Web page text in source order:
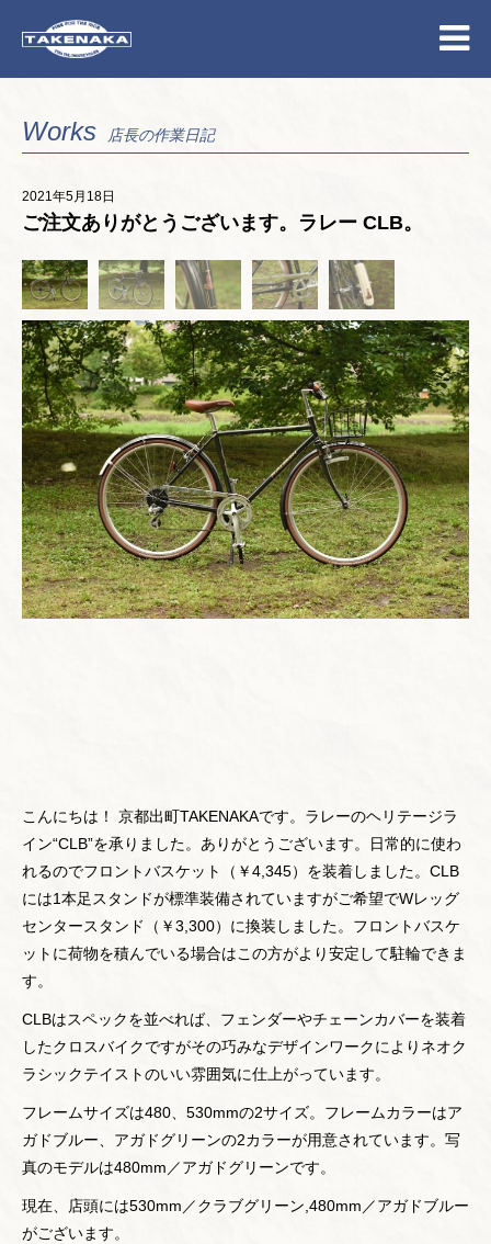
Works 店長の作業日記
2021年5月18日
ご注文ありがとうございます。ラレー CLB。
こんにちは！ 京都出町TAKENAKAです。ラレーのヘリテージラ
イン“CLB”を承りました。ありがとうございます。日常的に使わ
れるのでフロントバスケット（￥4,345）を装着しました。CLB
には1本足スタンドが標準装備されていますがご希望でWレッグ
センタースタンド（￥3,300）に換装しました。フロントバスケ
ットに荷物を積んでいる場合はこの方がより安定して駐輪できま
す。
CLBはスペックを並べれば、フェンダーやチェーンカバーを装着
したクロスバイクですがその巧みなデザインワークによりネオク
ラシックテイストのいい雰囲気に仕上がっています。
フレームサイズは480、530mmの2サイズ。フレームカラーはア
ガドブルー、アガドグリーンの2カラーが用意されています。写
真のモデルは480mm／アガドグリーンです。
現在、店頭には530mm／クラブグリーン,480mm／アガドブルー
がございます。